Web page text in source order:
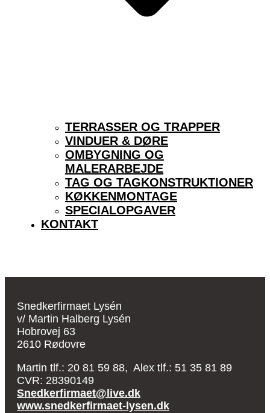
TERRASSER OG TRAPPER
VINDUER & DØRE
OMBYGNING OG
MALERARBEJDE
TAG OG TAGKONSTRUKTIONER
KØKKENMONTAGE
SPECIALOPGAVER
KONTAKT
Snedkerfirmaet Lysén
v/ Martin Halberg Lysén
Hobrovej 63
2610 Rødovre
Martin tlf.: 20 81 59 88, Alex tlf.: 51 35 81 89
CVR: 28390149
Snedkerfirmaet@live.dk
www.snedkerfirmaet-lysen.dk